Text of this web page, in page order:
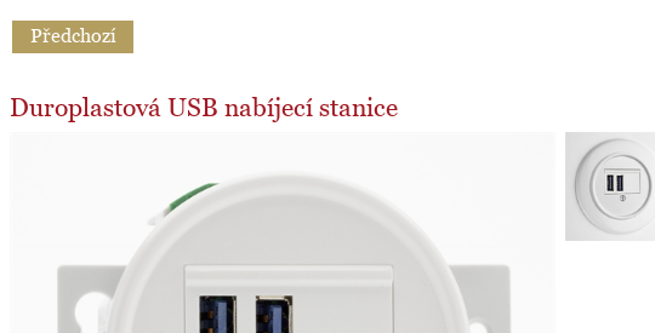
Předchozí
Duroplastová USB nabíjecí stanice